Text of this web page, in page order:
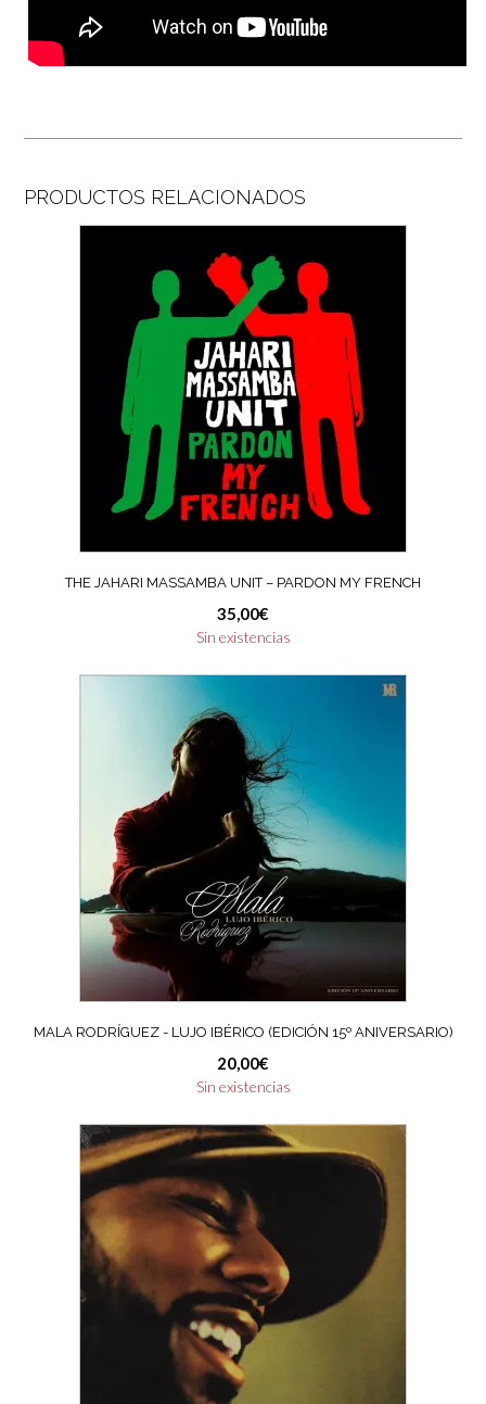
PRODUCTOS RELACIONADOS
THE JAHARI MASSAMBA UNIT – PARDON MY FRENCH
35,00€
Sin existencias
MALA RODRÍGUEZ ‎- LUJO IBÉRICO (EDICIÓN 15º ANIVERSARIO)
20,00€
Sin existencias